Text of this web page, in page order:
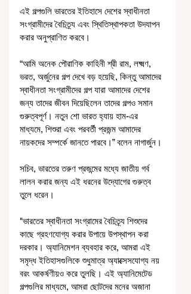
এই গল্পগুলি ভারতের ইতিহাসে দেশের স্বাধীনতা
সংগ্রামীদের বৈচিত্র্য এবং স্থিতিস্থাপকতা উদযাপন
করার অনুপ্রাণিত করবে।
“আমি অনেক পৌরাণিক কাহিনী শ্রী রাম, লক্ষ্মণ,
ভরত, অর্জুনের গল্প দেখে বড় হয়েছি, কিন্তু আমাদের
স্বাধীনতা সংগ্রামীদের গল্প যারা আমাদের দেশের
জন্য তাদের জীবন দিয়েছিলেন তাদের গল্পও সমান
গুরুত্বপূর্ণ। নতুন শো ভারত হ্যায় হাম-এর
মাধ্যমে, শিশুরা এবং পরবর্তী প্রজন্ম আমাদের
নায়কদের সম্পর্কে জানতে পারবে।” বলেন নাগার্জুন।
সচিব, ভারতের তরুণ প্রজন্মের মধ্যে জাতীয় গর্ব
লালন করার জন্য এই ধরনের উদ্যোগের গুরুত্ব
তুলে ধরেন।
"ভারতের স্বাধীনতা সংগ্রামের বৈচিত্র্য শিশুদের
কাছে গ্রহণযোগ্য করার উপায়ে উপস্থাপন করা
দরকার। অ্যানিমেশন ব্যবহার করে, আমরা এই
সমৃদ্ধ ইতিহাসগুলিকে শুধুমাত্র অ্যাক্সেসযোগ্য নয়
বরং আকর্ষণীয়ও করে তুলছি। এই অ্যানিমেটেড
গল্পগুলির মাধ্যমে, আমরা ছোটদের মনের অজানা